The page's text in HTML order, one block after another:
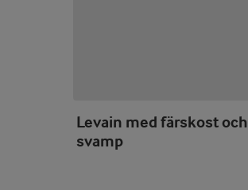
Levain med färskost och
svamp